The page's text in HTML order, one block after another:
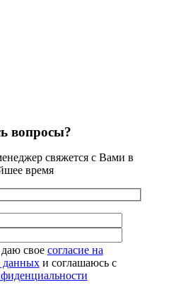
вопросы?
свяжется с Вами в
время
свое согласие на
данныхи соглашаюсь с